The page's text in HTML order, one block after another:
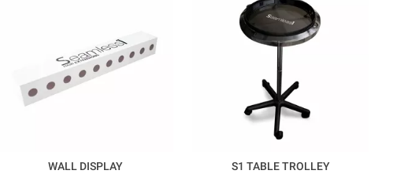
WALL DISPLAY S1 TABLE TROLLEY